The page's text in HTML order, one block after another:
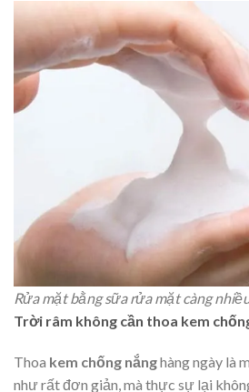
Rửa mặt bằng sữa rửa mặt càng
Trời râm không cần thoa kem
Thoa kem chống nắnghàng ngày là
như rất đơn giản, mà thực sự lại